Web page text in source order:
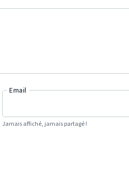
Email
Jamais affiché, jamais partagé !